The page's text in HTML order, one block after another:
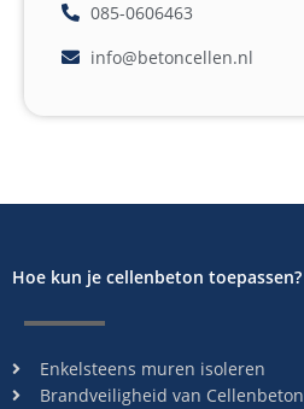
085-0606463
info@betoncellen.nl
Hoe kun je cellenbeton toepassen?
Enkelsteens muren isoleren
Brandveiligheid van Cellenbeton